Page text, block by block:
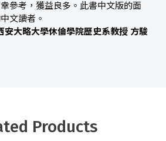
參考，獲益良多。此書中文版的面
文讀者。
大略大學休倫學院歷史系教授 方駿
Products